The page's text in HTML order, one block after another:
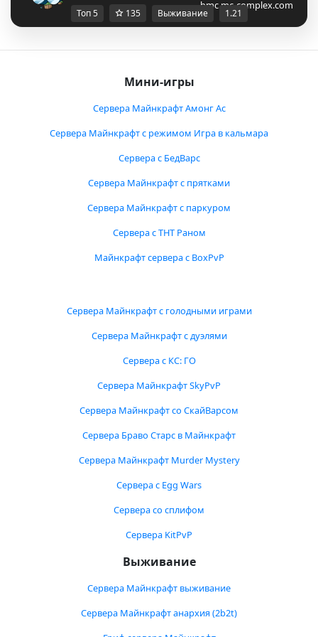
bmc.mc-complex.com
Топ 5 135 Выживание 1.21
Мини-игры
Сервера Майнкрафт Амонг Ас
Сервера Майнкрафт с режимом Игра в кальмара
Сервера с БедВарс
Сервера Майнкрафт с прятками
Сервера Майнкрафт с паркуром
Сервера с ТНТ Раном
Майнкрафт сервера с BoxPvP
Сервера Майнкрафт с голодными играми
Сервера Майнкрафт с дуэлями
Сервера с КС: ГО
Сервера Майнкрафт SkyPvP
Сервера Майнкрафт со СкайВарсом
Сервера Браво Старс в Майнкрафт
Сервера Майнкрафт Murder Mystery
Сервера с Egg Wars
Сервера со сплифом
Сервера KitPvP
Выживание
Сервера Майнкрафт выживание
Сервера Майнкрафт анархия (2b2t)